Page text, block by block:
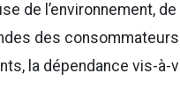
de l’environnement, de
des
la dépendance vis-à-